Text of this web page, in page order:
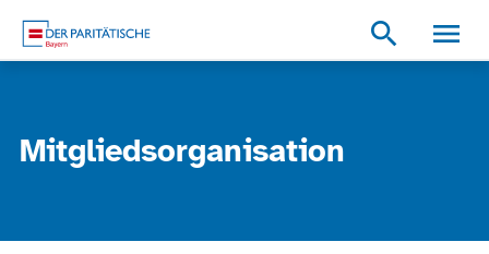
search
Mitgliedsorganisation